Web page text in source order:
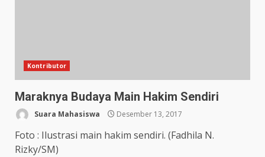
Kontributor
Maraknya Budaya Main Hakim Sendiri
Suara Mahasiswa Desember 13, 2017
Foto : Ilustrasi main hakim sendiri. (Fadhila N.
Rizky/SM)